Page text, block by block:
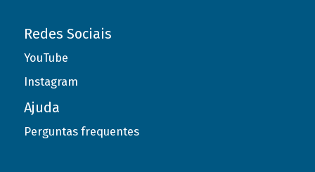
Redes Sociais
YouTube
Instagram
Ajuda
Perguntas frequentes